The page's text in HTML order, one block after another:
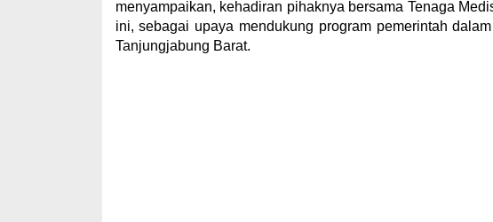
menyampaikan, kehadiran pihaknya bersama Tenaga
ini, sebagai upaya mendukung program pemerintah
Tanjungjabung Barat.